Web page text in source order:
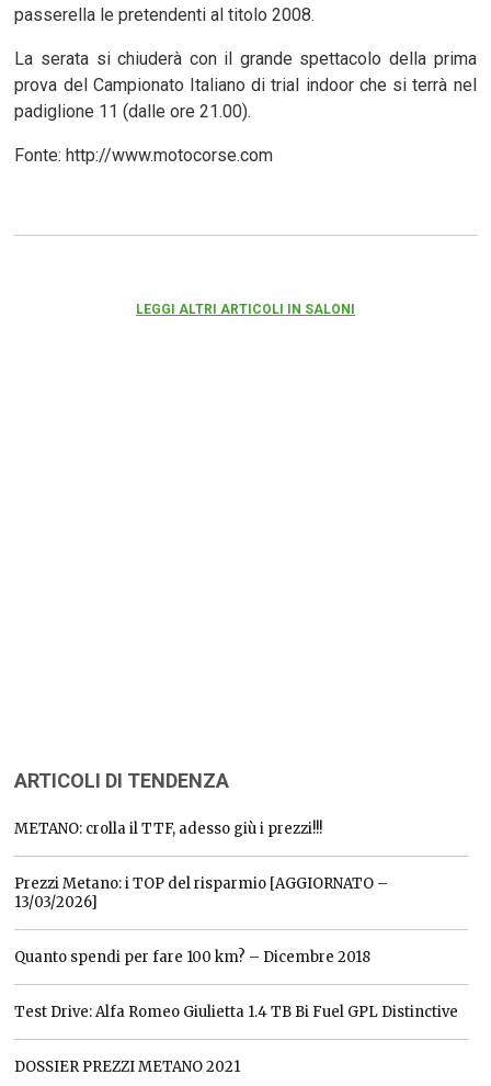
passerella le pretendenti al titolo 2008.
La serata si chiuderà con il grande spettacolo della prima
prova del Campionato Italiano di trial indoor che si terrà nel
padiglione 11 (dalle ore 21.00).
Fonte: http://www.motocorse.com
LEGGI ALTRI ARTICOLI IN SALONI
ARTICOLI DI TENDENZA
METANO: crolla il TTF, adesso giù i prezzi!!!
Prezzi Metano: i TOP del risparmio [AGGIORNATO –
13/03/2026]
Quanto spendi per fare 100 km? – Dicembre 2018
Test Drive: Alfa Romeo Giulietta 1.4 TB Bi Fuel GPL Distinctive
DOSSIER PREZZI METANO 2021